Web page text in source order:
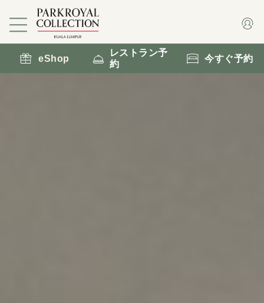
eShop
レストラン予
約
今すぐ予約